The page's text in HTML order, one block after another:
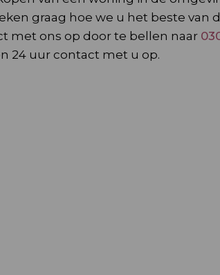
graag hoe we u het beste van
met ons op door te bellen naar
24 uur contact met u op.